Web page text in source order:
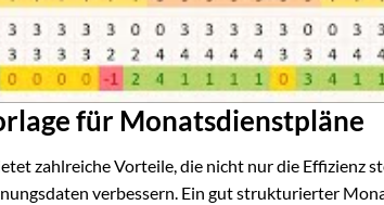
für Monatsdienstpläne
zahlreiche Vorteile, die nicht nur die Effizienz
verbessern. Ein gut strukturierter